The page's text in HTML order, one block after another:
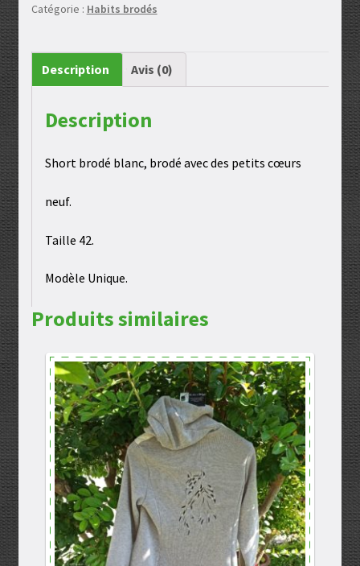
Catégorie : Habits brodés
Description Avis (0)
Description
Short brodé blanc, brodé avec des petits cœurs
neuf.
Taille 42.
Modèle Unique.
Produits similaires